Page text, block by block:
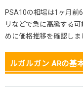
PSA10の相場は1ヶ月前
リなどで急に高騰する
めに価格推移を確認しま
ルガルガン ARの基